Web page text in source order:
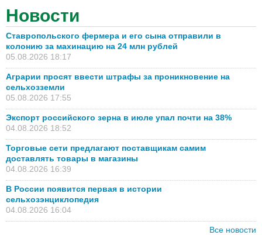
Новости
Ставропольского фермера и его сына отправили в
колонию за махинацию на 24 млн рублей
05.08.2026 18:17
Аграрии просят ввести штрафы за проникновение на
сельхозземли
05.08.2026 17:55
Экспорт российского зерна в июле упал почти на 38%
04.08.2026 18:52
Торговые сети предлагают поставщикам самим
доставлять товары в магазины
04.08.2026 16:39
В России появится первая в истории
сельхозэнциклопедия
04.08.2026 16:04
Все новости